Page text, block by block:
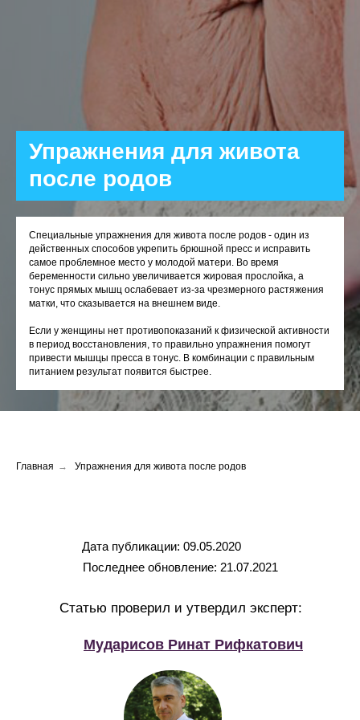
Упражнения для живота
после родов
Специальные упражнения для живота после родов - один из
действенных способов укрепить брюшной пресс и исправить
самое проблемное место у молодой матери. Во время
беременности сильно увеличивается жировая прослойка, а
тонус прямых мышц ослабевает из-за чрезмерного растяжения
матки, что сказывается на внешнем виде.
Если у женщины нет противопоказаний к физической активности
в период восстановления, то правильно упражнения помогут
привести мышцы пресса в тонус. В комбинации с правильным
питанием результат появится быстрее.
Главная → Упражнения для живота после родов
Дата публикации: 09.05.2020
Последнее обновление: 21.07.2021
Статью проверил и утвердил эксперт:
Мударисов Ринат Рифкатович